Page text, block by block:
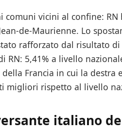
comuni vicini al confine: RN
de-Maurienne. Lo
rafforzato dal risultato di
RN: 5,41% a livello
Francia in cui la destra
migliori rispetto al livello
italiano